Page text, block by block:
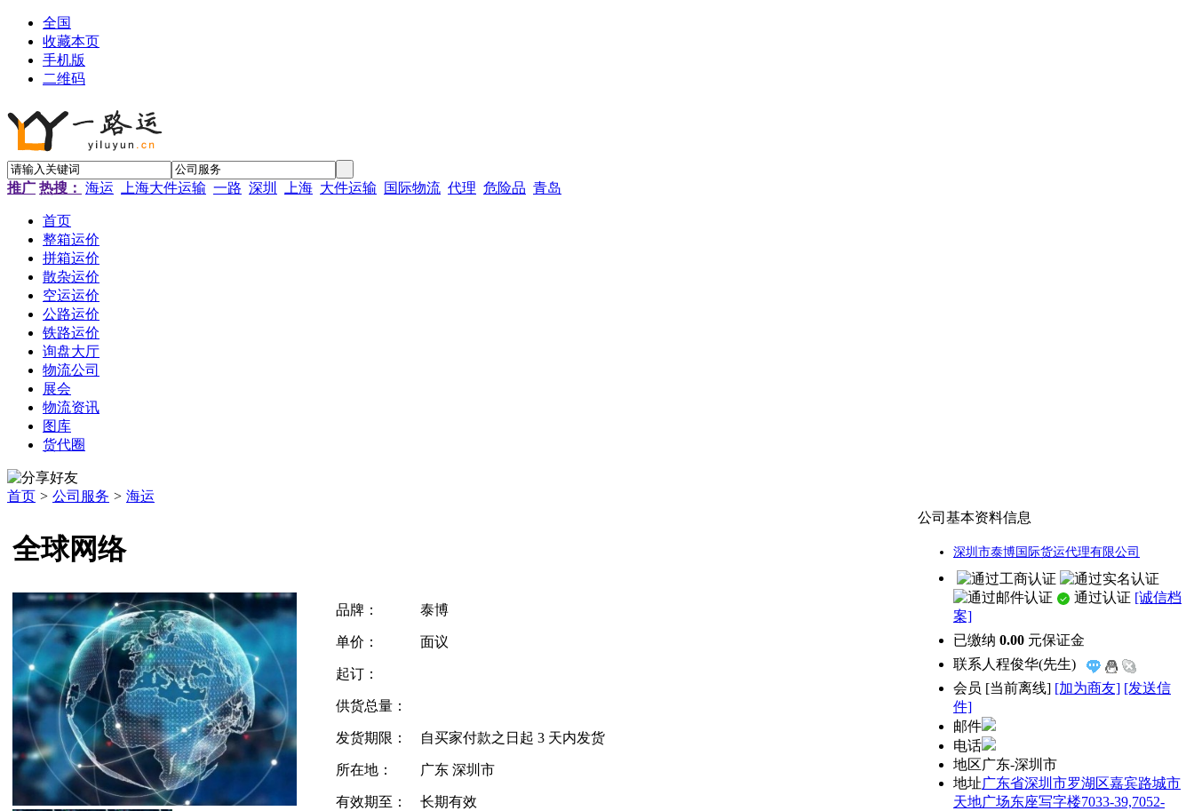
全国
收藏本页
手机版
二维码
推广 热搜： 海运 上海大件运输 一路 深圳 上海 大件运输 国际物流 代理 危险品 青岛
首页
整箱运价
拼箱运价
散杂运价
空运运价
公路运价
铁路运价
询盘大厅
物流公司
展会
物流资讯
图库
货代圈
首页 > 公司服务 > 海运
全球网络
品牌： 泰博
单价： 面议
起订：
供货总量：
发货期限： 自买家付款之日起 3 天内发货
所在地： 广东 深圳市
有效期至： 长期有效
公司基本资料信息
深圳市泰博国际货运代理有限公司
通过认证 [诚信档
案]
已缴纳 0.00 元保证金
联系人 程俊华(先生)
会员 [当前离线] [加为商友] [发送信
件]
邮件
电话
地区广东-深圳市
地址广东省深圳市罗湖区嘉宾路城市
天地广场东座写字楼7033-39,7052-